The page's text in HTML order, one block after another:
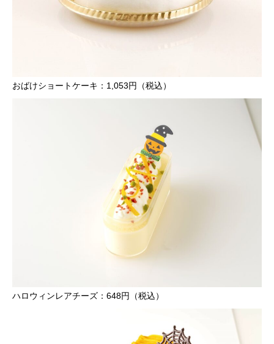
おばけショートケーキ：1,053円（税込）
ハロウィンレアチーズ：648円（税込）